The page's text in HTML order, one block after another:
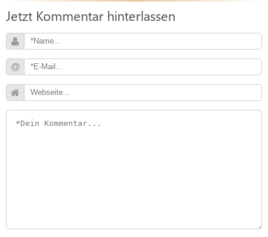
Jetzt Kommentar hinterlassen